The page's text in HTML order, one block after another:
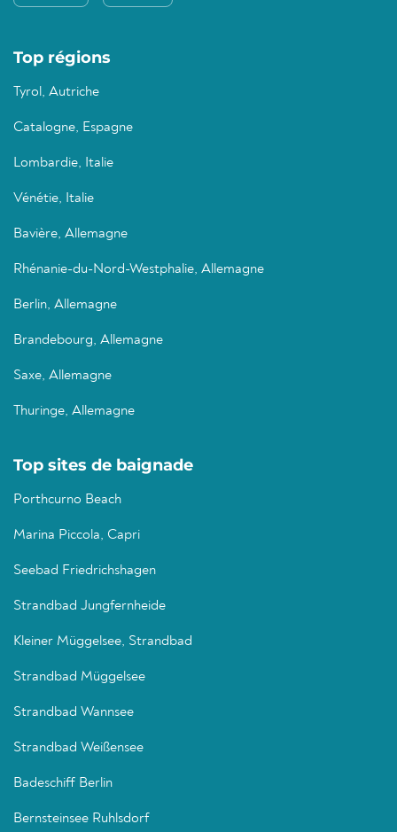
Top régions
Tyrol, Autriche
Catalogne, Espagne
Lombardie, Italie
Vénétie, Italie
Bavière, Allemagne
Rhénanie-du-Nord-Westphalie, Allemagne
Berlin, Allemagne
Brandebourg, Allemagne
Saxe, Allemagne
Thuringe, Allemagne
Top sites de baignade
Porthcurno Beach
Marina Piccola, Capri
Seebad Friedrichshagen
Strandbad Jungfernheide
Kleiner Müggelsee, Strandbad
Strandbad Müggelsee
Strandbad Wannsee
Strandbad Weißensee
Badeschiff Berlin
Bernsteinsee Ruhlsdorf